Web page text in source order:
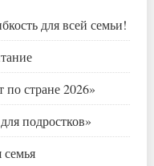
для всей семьи!
стране 2026»
подростков»